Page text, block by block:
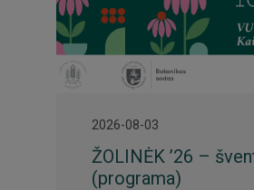
2026-08-03
ŽOLINĖK ’26 –
(programa)